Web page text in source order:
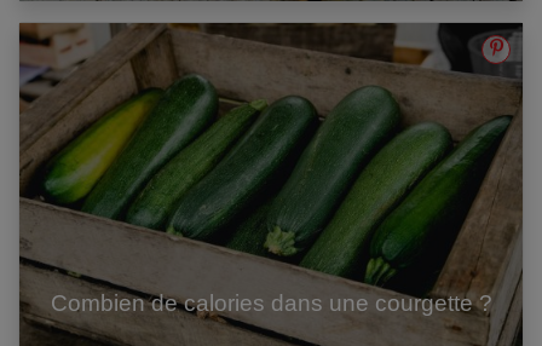
Combien de calories dans une courgette ?